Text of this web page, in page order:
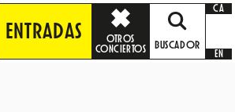
ENTRADAS
OTROS
CONCIERTOS
BUSCADOR
CA
EN